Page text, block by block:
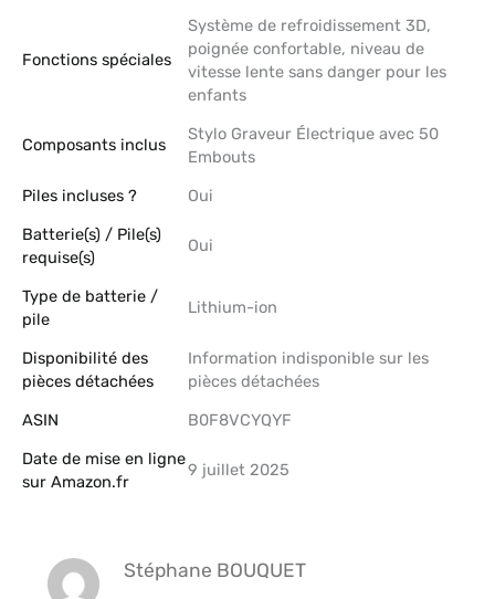
Fonctions spéciales
‎Système de refroidissement 3D,
poignée confortable, niveau de
vitesse lente sans danger pour les
enfants
Composants inclus
‎Stylo Graveur Électrique avec 50
Embouts
Piles incluses ?
‎Oui
Batterie(s) / Pile(s)
requise(s)
‎Oui
Type de batterie /
pile
‎Lithium-ion
Disponibilité des
pièces détachées
‎Information indisponible sur les
pièces détachées
ASIN
B0F8VCYQYF
Date de mise en ligne
sur Amazon.fr
9 juillet 2025
Stéphane BOUQUET